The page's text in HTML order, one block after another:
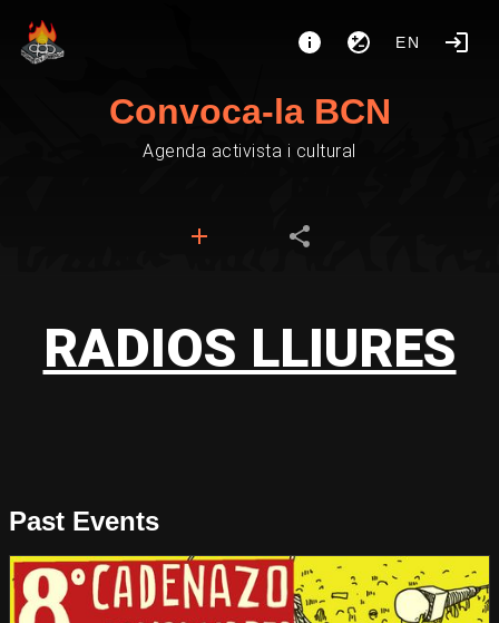
EN
Convoca-la BCN
Agenda activista i cultural
RADIOS LLIURES
Past Events